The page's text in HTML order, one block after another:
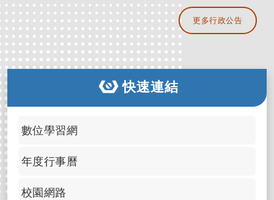
更多行政公告
快速連結
數位學習網
年度行事曆
校園網路